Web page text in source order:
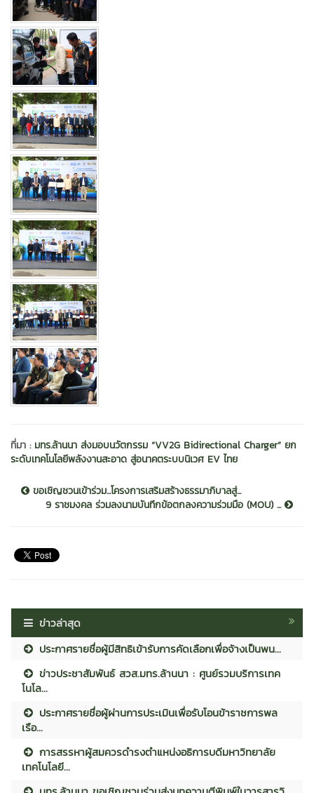
ที่มา : มทร.ล้านนา ส่งมอบนวัตกรรม “VV2G Bidirectional Charger” ยก
ระดับเทคโนโลยีพลังงานสะอาด สู่อนาคตระบบนิเวศ EV ไทย
ขอเชิญชวนเข้าร่วม...โครงการเสริมสร้างธรรมาภิบาลสู่...
9 ราชมงคล ร่วมลงนามบันทึกข้อตกลงความร่วมมือ (MOU) ...
ข่าวล่าสุด
ประกาศรายชื่อผู้มีสิทธิเข้ารับการคัดเลือกเพื่อจ้างเป็นพน...
ข่าวประชาสัมพันธ์ สวส.มทร.ล้านนา : ศูนย์รวมบริการเทค
โนโล...
ประกาศรายชื่อผู้ผ่านการประเมินเพื่อรับโอนข้าราชการพล
เรือ...
การสรรหาผู้สมควรดำรงตำแหน่งอธิการบดีมหาวิทยาลัย
เทคโนโลยี...